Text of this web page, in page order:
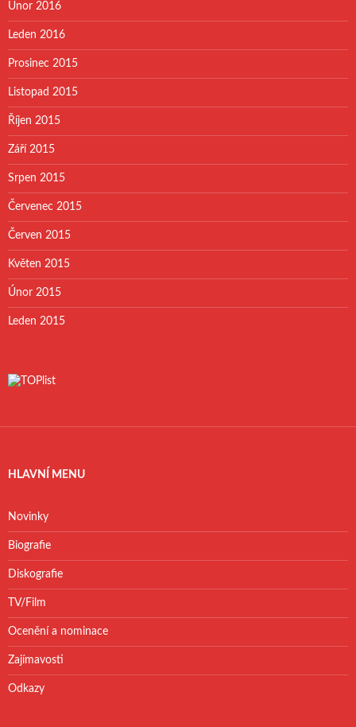
Únor 2016
Leden 2016
Prosinec 2015
Listopad 2015
Říjen 2015
Září 2015
Srpen 2015
Červenec 2015
Červen 2015
Květen 2015
Únor 2015
Leden 2015
HLAVNÍ MENU
Novinky
Biografie
Diskografie
TV/Film
Ocenění a nominace
Zajímavosti
Odkazy